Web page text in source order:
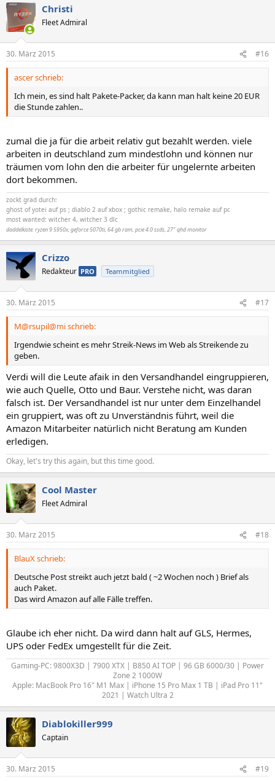
Christi
Fleet Admiral
30. März 2015 #16
ascer schrieb:
Ich mein, es sind halt Pakete-Packer, da kann man halt keine 20 EUR
die Stunde zahlen..
zumal die ja für die arbeit relativ gut bezahlt werden. viele
arbeiten in deutschland zum mindestlohn und können nur
träumen vom lohn den die arbeiter für ungelernte arbeiten
dort bekommen.
zockt grad durch:
ghost of yotei auf ps ; diablo 2 auf xbox ; gothic remake, halo remake auf pc
most wanted: witcher 4, witcher 3 dlc
daddelkiste: ryzen 9 5950x, geforce 5070ti, 64 gb ram, pcie 4.0 ssds, 27" qhd monitor
Crizzo
Redakteur PRO Teammitglied
30. März 2015 #17
M@rsupil@mi schrieb:
Irgendwie scheint es mehr Streik-News im Web als Streikende zu
geben.
Verdi will die Leute afaik in den Versandhandel eingruppieren,
wie auch Quelle, Otto und Baur. Verstehe nicht, was daran
falsch ist. Der Versandhandel ist nur unter dem Einzelhandel
ein gruppiert, was oft zu Unverständnis führt, weil die
Amazon Mitarbeiter natürlich nicht Beratung am Kunden
erledigen.
Okay, let's try this again, but this time good.
Cool Master
Fleet Admiral
30. März 2015 #18
BlauX schrieb:
Deutsche Post streikt auch jetzt bald ( ~2 Wochen noch ) Brief als
auch Paket.
Das wird Amazon auf alle Fälle treffen.
Glaube ich eher nicht. Da wird dann halt auf GLS, Hermes,
UPS oder FedEx umgestellt für die Zeit.
Gaming-PC: 9800X3D | 7900 XTX | B850 AI TOP | 96 GB 6000/30 | Power
Zone 2 1000W
Apple: MacBook Pro 16" M1 Max | iPhone 15 Pro Max 1 TB | iPad Pro 11"
2021 | Watch Ultra 2​
Diablokiller999
Captain
30. März 2015 #19